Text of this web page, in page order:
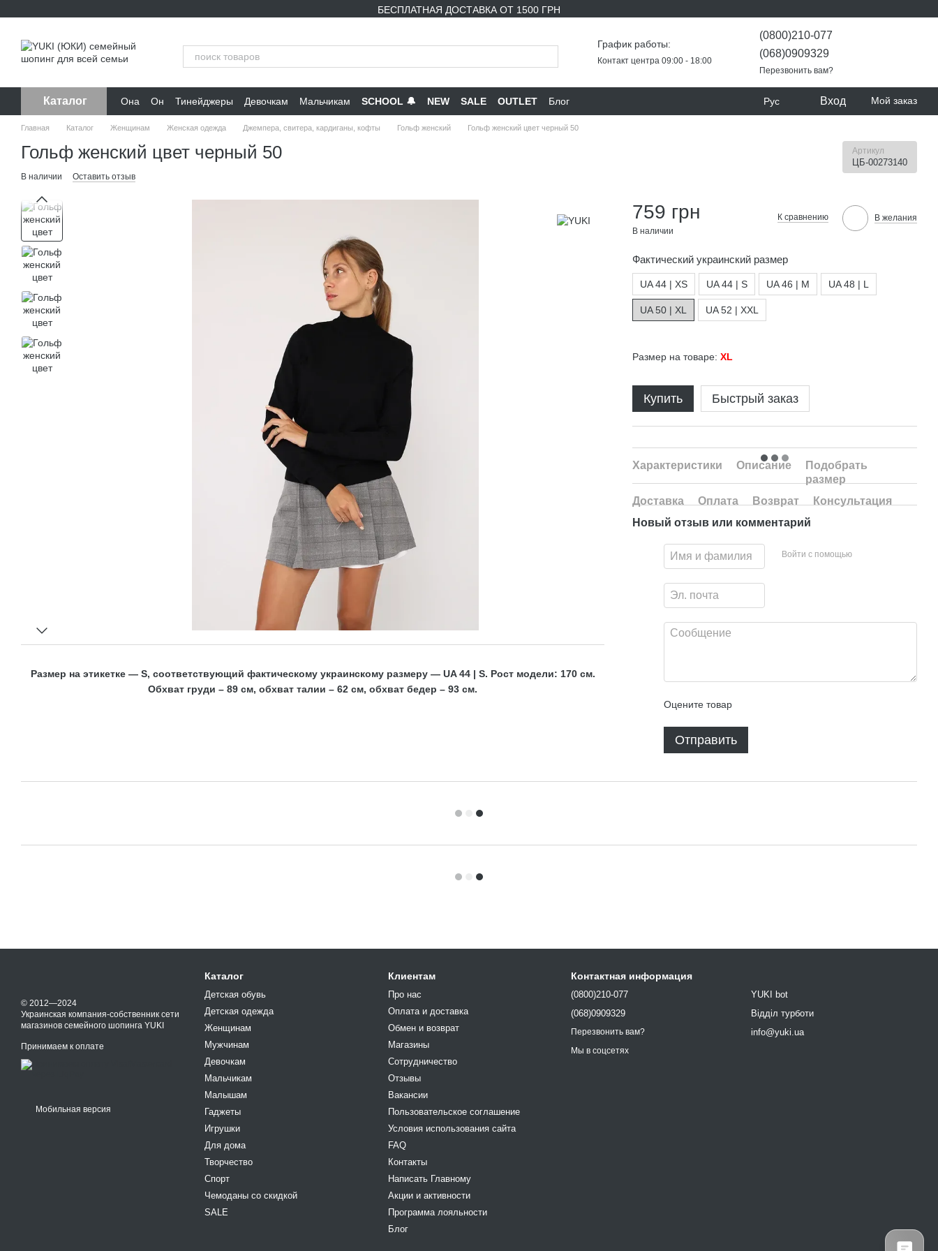
БЕСПЛАТНАЯ ДОСТАВКА ОТ 1500 ГРН
График работы:
Контакт центра 09:00 - 18:00
(0800)210-077
(068)0909329
Перезвонить вам?
Каталог Она Он Тинейджеры Девочкам Мальчикам SCHOOL 🔔 NEW SALE OUTLET Блог Рус Вход Мой заказ
Главная Каталог Женщинам Женская одежда Джемпера, свитера, кардиганы, кофты Гольф женский Гольф женский цвет черный 50
Гольф женский цвет черный 50 Артикул
ЦБ-00273140
В наличии Оставить отзыв
Размер на этикетке — S, соответствующий фактическому украинскому размеру — UA 44 | S. Рост модели: 170 см.
Обхват груди – 89 см, обхват талии – 62 см, обхват бедер – 93 см.
759 грн
В наличии
К сравнению В желания
Фактический украинский размер
UA 44 | XS UA 44 | S UA 46 | M UA 48 | L
UA 50 | XL UA 52 | XXL
Размер на товаре: XL
Купить Быстрый заказ
Характеристики Описание
Подобрать
размер
Доставка
Оплата Возврат
Консультация
Новый отзыв или комментарий
Войти с помощью
Оцените товар
Отправить
© 2012—2024
Украинская компания-собственник сети
магазинов семейного шопинга YUKI
Принимаем к оплате
Мобильная версия
Каталог
Детская обувь
Детская одежда
Женщинам
Мужчинам
Девочкам
Мальчикам
Малышам
Гаджеты
Игрушки
Для дома
Творчество
Спорт
Чемоданы со скидкой
SALE
Клиентам
Про нас
Оплата и доставка
Обмен и возврат
Магазины
Сотрудничество
Отзывы
Вакансии
Пользовательское соглашение
Условия использования сайта
FAQ
Контакты
Написать Главному
Акции и активности
Программа лояльности
Блог
Контактная информация
(0800)210-077
(068)0909329
Перезвонить вам?
YUKI bot
Відділ турботи
info@yuki.ua
Мы в соцсетях